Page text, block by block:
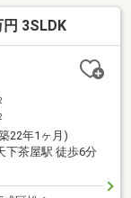
分◆築年月2005
3SLDK
22年1ヶ月)
下茶屋駅 徒歩6分